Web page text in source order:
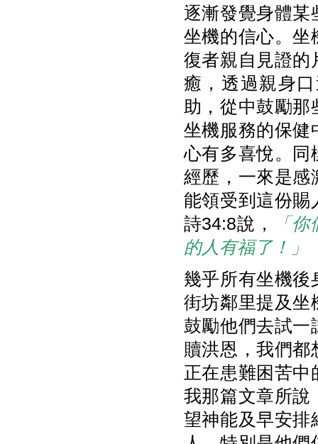
逐漸發覺身體某
坐機的信心。坐
復者親自見證的
癒，透過親身
助，從中鼓勵
坐機服務的保健
心有多喜悅。同
經歷，一來是感
能領受到這份賜
詩34:8說，
「
的人有福了！」
幾乎所有坐機後
街坊鄰里提及坐
鼓勵他們去試一
贖洪恩，我們都
正在患難困苦中
我那篇文章所說
望神能及早安排